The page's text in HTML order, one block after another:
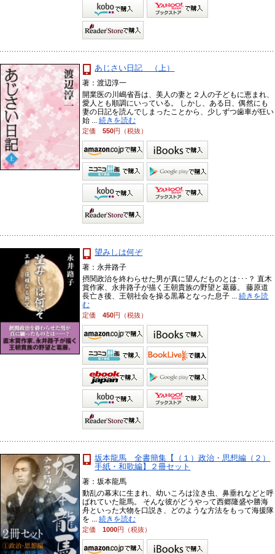
あじさい日記 （上）
著：渡辺淳一
開業医の川嶋省吾は、美人の妻と２人の子どもに恵まれ、
愛人とも順調にいっている。 しかし、ある日、偶然にも
妻の日記を読んでしまったことから、少しずつ歯車が狂い
始 ...続きを読む
定価550円（税抜）
望みしは何ぞ
著：永井路子
摂関政治を終わらせた男が真に望んだものとは･･･？ 直木
賞作家、永井路子が描く王朝貴族の野望と葛藤。 藤原道
長亡き後、王朝社会を操る黒幕となった息子 ...続きを読
む
定価450円（税抜）
坂本龍馬 全書簡集【（１）政治・思想編（２）
手紙・和歌編】２冊セット
著：坂本龍馬
動乱の幕末に生まれ、幼いころは泣き虫、鼻垂れなどと呼
ばれていた龍馬。 そんな彼がどうやって西郷隆盛や勝海
舟といった大物を口説き、どのような方法をもって海援隊
を ...続きを読む
定価1000円（税抜）